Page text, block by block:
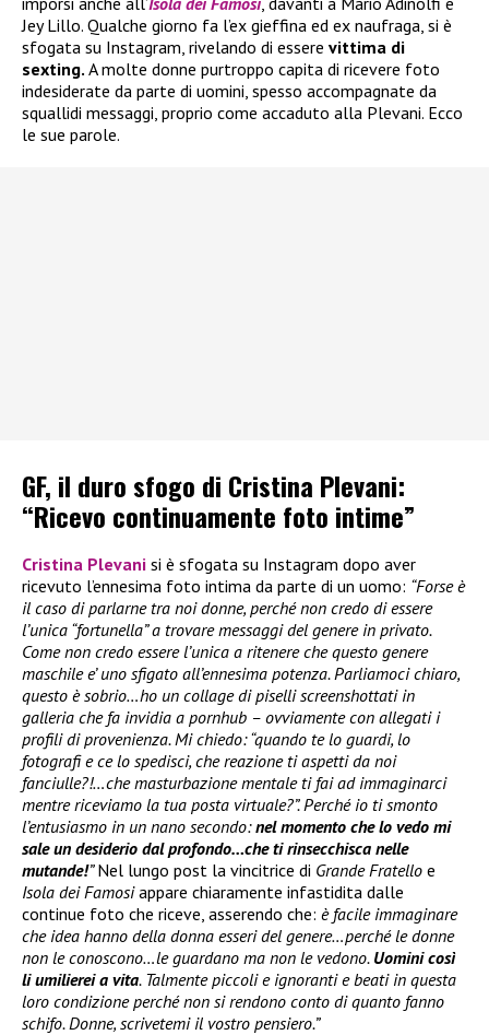
Jey Lillo. Qualche giorno fa l’ex gieffina ed ex naufraga, si è
sfogata su Instagram, rivelando di essere vittima di
sexting. A molte donne purtroppo capita di ricevere foto
indesiderate da parte di uomini, spesso accompagnate da
squallidi messaggi, proprio come accaduto alla Plevani. Ecco
le sue parole.
GF, il duro sfogo di Cristina Plevani:
“Ricevo continuamente foto intime”
Cristina Plevani si è sfogata su Instagram dopo aver
ricevuto l’ennesima foto intima da parte di un uomo: “Forse è
il caso di parlarne tra noi donne, perché non credo di essere
l’unica “fortunella” a trovare messaggi del genere in privato.
Come non credo essere l’unica a ritenere che questo genere
maschile e’ uno sfigato all’ennesima potenza. Parliamoci chiaro,
questo è sobrio…ho un collage di piselli screenshottati in
galleria che fa invidia a pornhub – ovviamente con allegati i
profili di provenienza. Mi chiedo: “quando te lo guardi, lo
fotografi e ce lo spedisci, che reazione ti aspetti da noi
fanciulle?!…che masturbazione mentale ti fai ad immaginarci
mentre riceviamo la tua posta virtuale?”. Perché io ti smonto
l’entusiasmo in un nano secondo:nel momento che lo vedo mi
sale un desiderio dal profondo…che ti rinsecchisca nelle
mutande!”Nel lungo post la vincitrice di Grande Fratello e
Isola dei Famosiappare chiaramente infastidita dalle
continue foto che riceve, asserendo che: è facile immaginare
che idea hanno della donna esseri del genere…perché le donne
non le conoscono…le guardano ma non le vedono. Uomini così
li umilierei a vita. Talmente piccoli e ignoranti e beati in questa
loro condizione perché non si rendono conto di quanto fanno
schifo. Donne, scrivetemi il vostro pensiero.”